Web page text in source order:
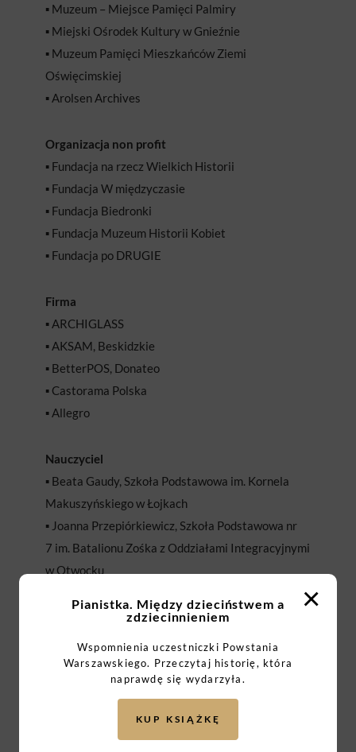
▪️ Muzeum – Miejsce Pamięci Palmiry
▪️ Miejski Ośrodek Kultury w Gnieźnie
▪️ Muzeum Pamięci Mieszkańców Ziemi
Oświęcimskiej
▪ Arolsen Archives
Organizacja non profit
▪️ Fundacja na rzecz Wielkich Historii
▪️ Fundacja W międzyczasie
▪️ Fundacja Biedronki
▪️ Fundacja Muzeum Historii Kobiet
▪️ Fundacja po DRUGIE
Firma
▪️ ARCHIGLASS
▪️ AKSAM, Beskidzkie
▪️ BetterPOS, Donateo
▪️ Castorama Polska
▪️ Allegro
Nauczyciel
▪️ Beata Gaudy, Szkoła Podstawowa im. Kornela
Makuszyńskiego w Łojkach
▪️ Joanna Przepiórkiewicz, Szkoła Podstawowa nr
7 im. Batalionu Zośka z Oddziałami Integracyjnymi
w Otwocku
w Gdańsku Szkoła Podstawowa nr 60 w Gdańsku
Potulic w Kamionce
▪️ Łukasz Kowalski, ZSP Bytów
×
Pianistka. Między dzieciństwem a
zdziecinnieniem
Wspomnienia uczestniczki Powstania
Warszawskiego. Przeczytaj historię, która
naprawdę się wydarzyła.
KUP KSIĄŻKĘ